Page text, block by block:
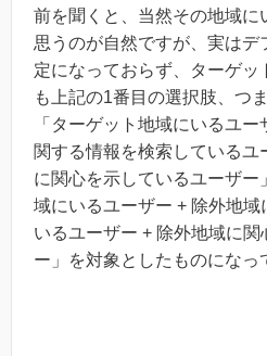
前を聞くと、当然その地域に
思うのが自然ですが、実はデ
定になっておらず、ターゲッ
も上記の1番目の選択肢、つ
「ターゲット地域にいるユ
関する情報を検索しているユ
に関心を示しているユーザ
域にいるユーザー + 除外地
いるユーザー + 除外地域に
ー」を対象としたものになっ